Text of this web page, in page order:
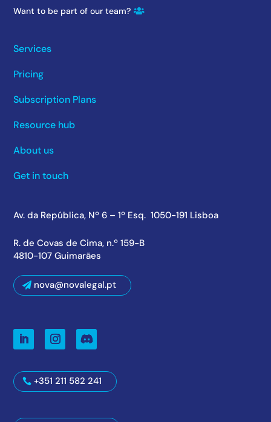
Want to be part of our team?
Services
Pricing
Subscription Plans
Resource hub
About us
Get in touch
Av. da República, Nº 6 – 1º Esq. 1050-191 Lisboa
R. de Covas de Cima, n.º 159-B
4810-107 Guimarães
nova@novalegal.pt
+351 211 582 241